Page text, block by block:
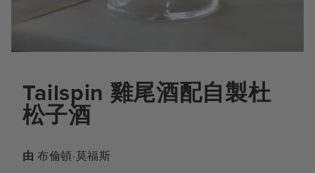
Tailspin 雞尾酒配自製杜
松子酒
由 布倫頓·莫福斯